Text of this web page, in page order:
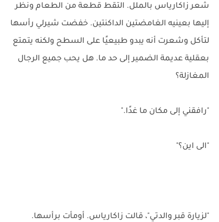
شعر زاكارياس بالملل. التقط قطعة من الطعام ونظر
إليها بعينيه الغامضتين الداكنتين. خفضت شيرلي رأسها
لتأكل وشعرت أنه يبدو طبيعيًا على السطح ولكنه يتمتع
بعقلية عديمة الضمير إلى حد ما. هل يحب جميع الرجال
المغازلة؟
"رافقني إلى مكان ما غدًا."
"الى اين؟"
"لزيارة قبر والدتي"، قالت زاكارياس. أومأت برأسها.